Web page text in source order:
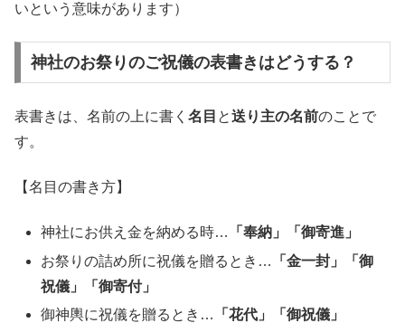
いという意味があります）
神社のお祭りのご祝儀の表書きはどうする？
表書きは、名前の上に書く 名目 と送り主の名前のことで
す。
【名目の書き方】
神社にお供え金を納める時…
「奉納」「御寄進」
お祭りの詰め所に祝儀を贈るとき…
「金一封」「御
祝儀」「御寄付」
御神輿に祝儀を贈るとき…
「花代」「御祝儀」